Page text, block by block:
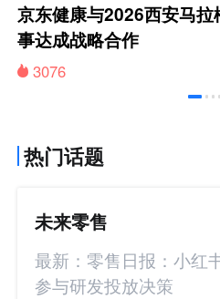
京东健康与2026西安马拉
事达成战略合作
3076
热门话题
未来零售
最新：零售日报：小红
参与研发投放决策